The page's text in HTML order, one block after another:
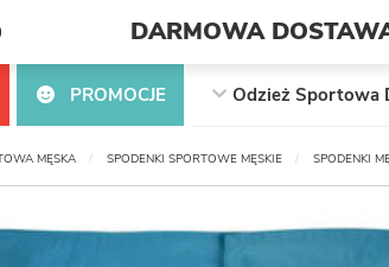
DARMOWA
PROMOCJE Odzież Sportowa
MĘSKA SPODENKI SPORTOWE MĘSKIE SPODENKI